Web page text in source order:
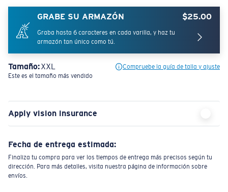
GRABE SU ARMAZÓN $25.00
Graba hasta 6 caracteres en cada varilla, y haz tu
armazón tan único como tú.
Tamaño:XXL
Compruebe la guía de talla y ajuste
Este es el tamaño más vendido
Apply vision insurance
Fecha de entrega estimada:
Finaliza tu compra para ver los tiempos de entrega más precisos según tu
dirección. Para más detalles, visita nuestra página de información sobre
envíos.